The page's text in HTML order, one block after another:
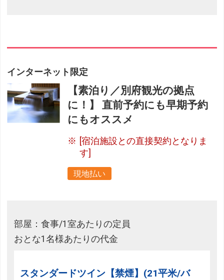
インターネット限定
【素泊り／別府観光の拠点
に！】 直前予約にも早期予約
にもオススメ
[宿泊施設との直接契約となりま
す]
現地払い
部屋：食事/1室あたりの定員
おとな1名様あたりの代金
スタンダードツイン【禁煙】(21平米/バ